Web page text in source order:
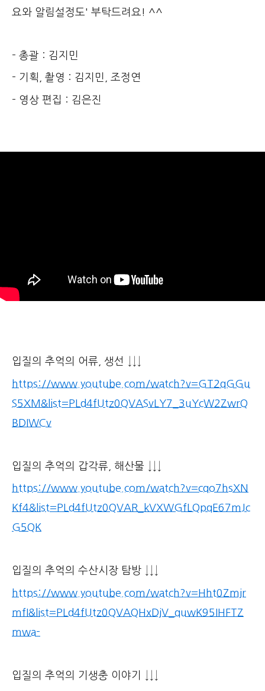
요와 알림설정도' 부탁드려요! ^^
- 총괄 : 김지민
- 기획, 촬영 : 김지민, 조정연
- 영상 편집 : 김은진
입질의 추억의 어류, 생선 ↓↓↓
https://www.youtube.com/watch?v=GT2qGGu
S5XM&list=PLd4fUtz0QVASvLY7_3uYcW2ZwrQ
BDIWCv
입질의 추억의 갑각류, 해산물 ↓↓↓
https://www.youtube.com/watch?v=cqo7hsXN
Kf4&list=PLd4fUtz0QVAR_kVXWGfLQpqE67mJc
G5QK
입질의 추억의 수산시장 탐방 ↓↓↓
https://www.youtube.com/watch?v=Hht0Zmjr
mfI&list=PLd4fUtz0QVAQHxDjV_quwK95IHFTZ
mwa-
입질의 추억의 기생충 이야기 ↓↓↓